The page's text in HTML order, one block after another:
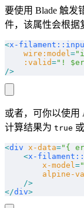
要使用 Blade 触发
件，该属性会根据
<x-
    wire:model
=
    :valid
="!
/>
或者，可你以使用
计算结果为 true 或
<div x-data="{
    <
x-
        x-model
=
alpine-
    />
</div>